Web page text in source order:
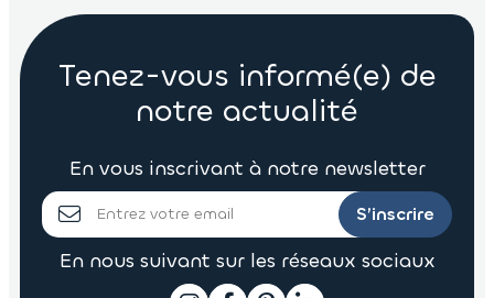
Tenez-vous informé(e) de
notre actualité
En vous inscrivant à notre newsletter
S’inscrire
En nous suivant sur les réseaux sociaux